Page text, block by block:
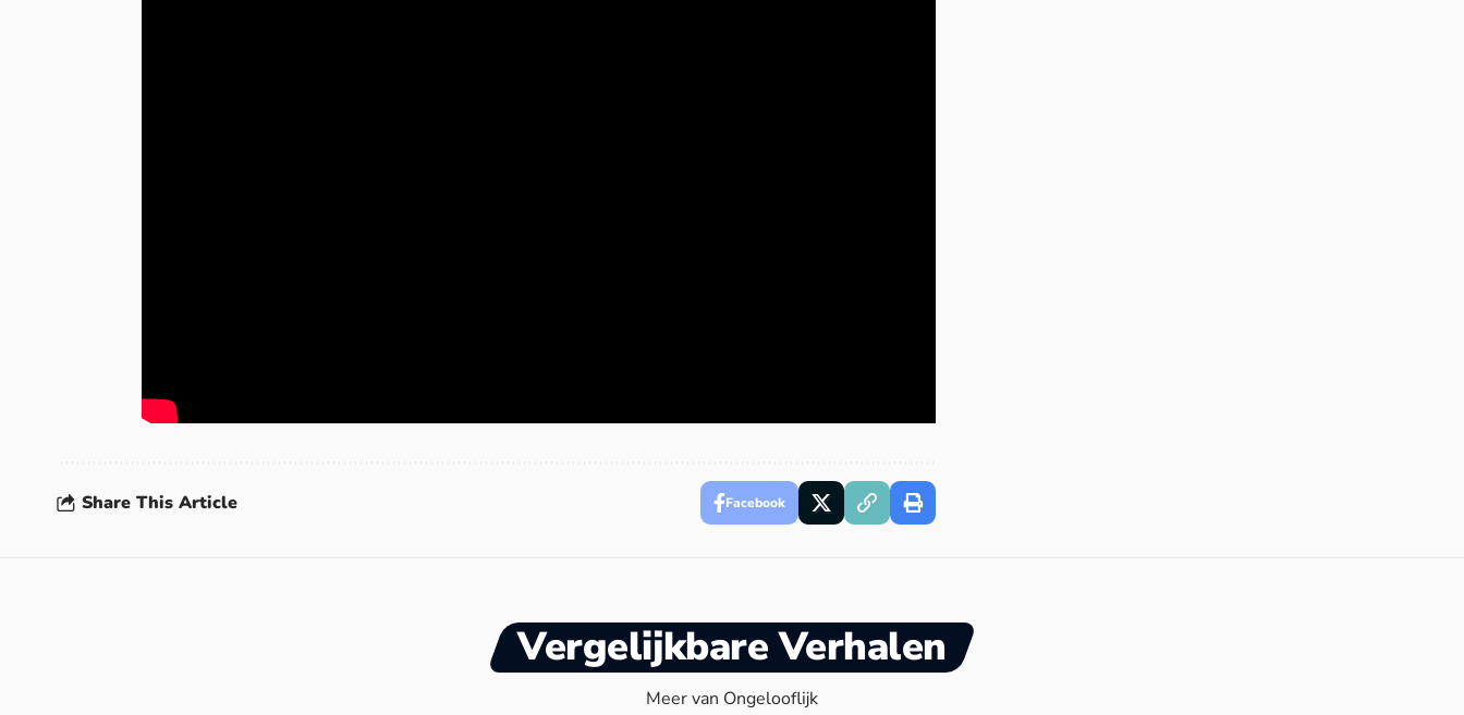
Share This Article Facebook
Vergelijkbare Verhalen
Meer van Ongelooflijk